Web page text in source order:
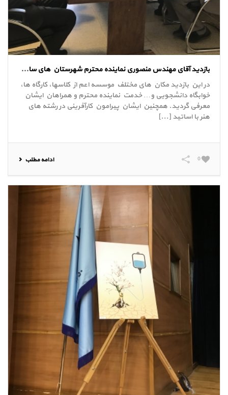
بازدید آقای مهندس منصوری نماینده محترم شهرستان های ساوه و زرندیه در مجلس شورای اسلامی
در این بازدید مکان های مختلف موسسه اعم از کلاسها، کارگاه ها،
خوابگاه دانشجویی و… خدمت نماینده محترم و همراهان ایشان
معرفی گردید. همچنین ایشان پیرامون کارآفرینی در رشته های
هنر با اساتید [...]
ادامه مطلب 0